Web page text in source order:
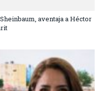
aventaja a Héctor